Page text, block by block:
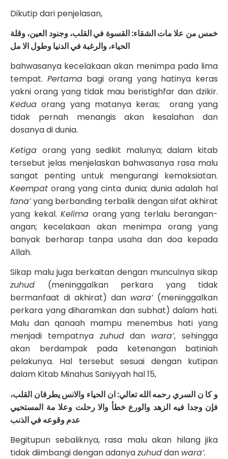
Dikutip dari penjelasan,
خمس من علا مات الشقاء: القسوة في القلب، وجنود العين، وقلة
الحياء، والرغبة في الدنيا وطول الا مل
bahwasanya kecelakaan akan menimpa pada lima
tempat. Pertamabagi orang yang hatinya keras
yakni orang yang tidak mau beristighfar dan dzikir.
Kedua orang yang matanya keras; orang yang
tidak pernah menangis akan kesalahan dan
dosanya di dunia.
Ketiga orang yang sedikit malunya; dalam kitab
tersebut jelas menjelaskan bahwasanya rasa malu
sangat penting untuk mengurangi kemaksiatan.
Keempat orang yang cinta dunia; dunia adalah hal
fana’yang berbanding terbalik dengan sifat akhirat
yang kekal. Kelima orang yang terlalu berangan-
angan; kecelakaan akan menimpa orang yang
banyak berharap tanpa usaha dan doa kepada
Allah.
Sikap malu juga berkaitan dengan munculnya sikap
zuhud (meninggalkan perkara yang tidak
bermanfaat di akhirat) dan wara’(meninggalkan
perkara yang diharamkan dan subhat) dalam hati.
Malu dan qanaah mampu menembus hati yang
menjadi tempatnya zuhuddan wara’, sehingga
akan berdampak pada ketenangan batiniah
pelakunya. Hal tersebut sesuai dengan kutipan
dalam Kitab Minahus Saniyyah hal 15,
و كا ن السري رحمه الله تعالي: ان الحياء والانس يطرقان القلب،
فإن وجدا فيه الزهد والورع خطأ والا رحلت وعلا مة المستحيي
عدم وقوعه في الذنب
Begitupun sebaliknya, rasa malu akan hilang jika
tidak diimbangi dengan adanyazuhuddan wara’.